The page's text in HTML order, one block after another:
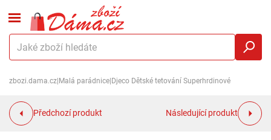
zbozi.dama.cz Malá parádnice Djeco Dětské tetování Superhrdinové
Předchozí produkt Následující produkt